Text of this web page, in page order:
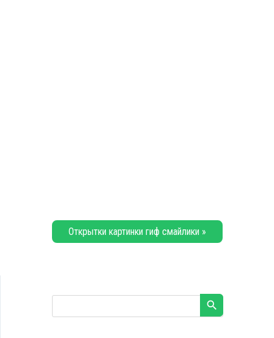
Открытки картинки гиф смайлики »